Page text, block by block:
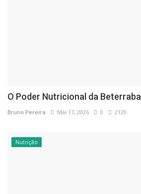
O Poder Nutricional da Beterraba
Bruno Pereira Mai 17, 2026 0 2120
Nutrição